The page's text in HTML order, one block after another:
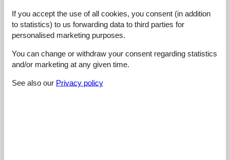
Services on site:
Value for money:
1 external review
4,8
5 Location:
If you accept the use of all cookies, you consent (in addition
to statistics) to us forwarding data to third parties for
personalised marketing purposes.
You can change or withdraw your consent regarding statistics
and/or marketing at any given time.
See also our Privacy policy